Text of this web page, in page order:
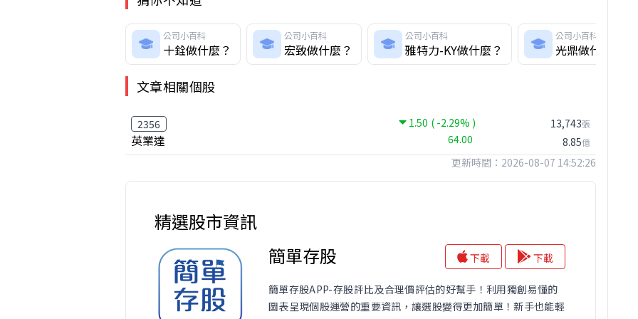
公司小百科
十銓做什麼？
公司小百科
宏致做什麼？
公司小百科
雅特力-KY做什麼？
公司小百科
光鼎做什麼？
文章相關個股
2356 1.50 ( -2.29% )
英業達 64.00
13,743張
8.85億
更新時間：2026-08-07 14:52:26
精選股市資訊
簡單存股
下載 下載
簡單存股APP-存股評比及合理價評估的好幫手！利用獨創易懂的
圖表呈現個股運營的重要資訊，讓選股變得更加簡單！新手也能輕